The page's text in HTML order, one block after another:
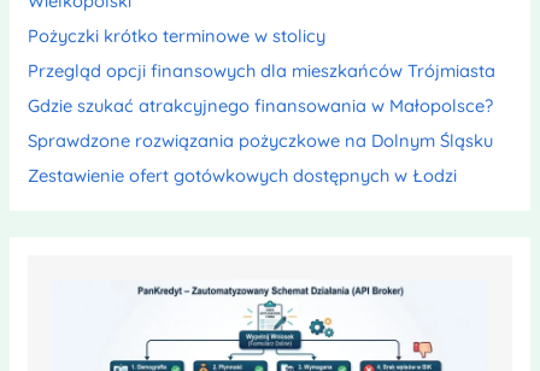
Pożyczki krótko terminowe w stolicy
Przegląd opcji finansowych dla mieszkańców Trójmiasta
Gdzie szukać atrakcyjnego finansowania w Małopolsce?
Sprawdzone rozwiązania pożyczkowe na Dolnym Śląsku
Zestawienie ofert gotówkowych dostępnych w Łodzi